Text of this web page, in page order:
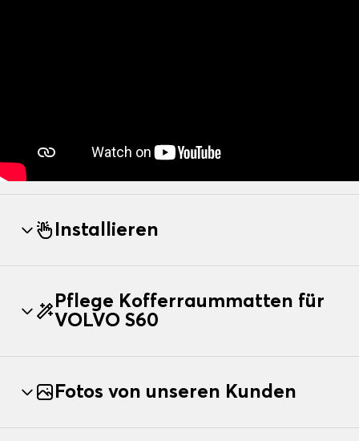
Installieren
Pflege Kofferraummatten für
VOLVO S60
Fotos von unseren Kunden